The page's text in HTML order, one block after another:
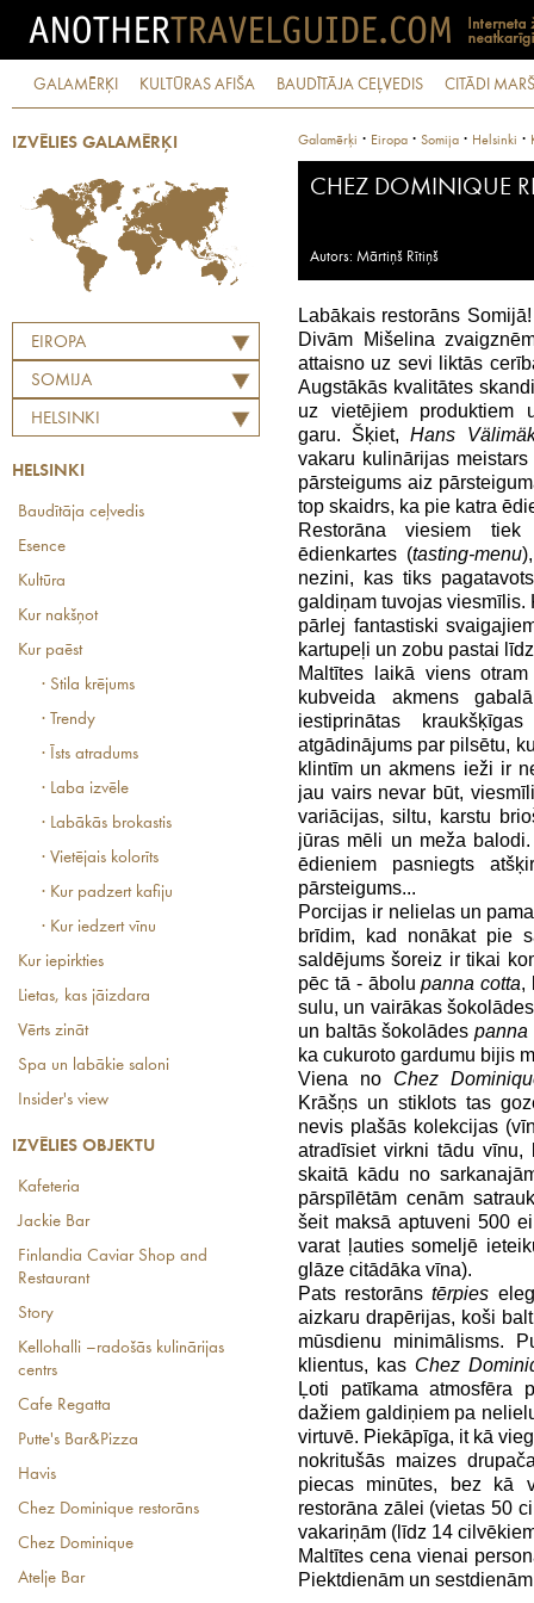
GALAMĒRĶI KULTŪRAS AFIŠA BAUDĪTĀJA CEĻVEDIS CITĀDI
IZVĒLIES GALAMĒRĶI
EIROPA
SOMIJA
HELSINKI
HELSINKI
Baudītāja ceļvedis
Esence
Kultūra
Kur nakšņot
Kur paēst
· Stila krējums
· Trendy
· Īsts atradums
· Laba izvēle
· Labākās brokastis
· Vietējais kolorīts
· Kur padzert kafiju
· Kur iedzert vīnu
Kur iepirkties
Lietas, kas jāizdara
Vērts zināt
Spa un labākie saloni
Insider's view
IZVĒLIES OBJEKTU
Kafeteria
Jackie Bar
Finlandia Caviar Shop and
Restaurant
Story
Kellohalli –radošās kulinārijas
centrs
Cafe Regatta
Putte's Bar&Pizza
Havis
Chez Dominique restorāns
Chez Dominique
Atelje Bar
Galamērķi · Eiropa · Somija · Helsinki ·
CHEZ DOMINIQUE
Autors: Mārtiņš Rītiņš
Labākais restorāns
Divām Mišelina
attaisno uz sevi liktās
Augstākās kvalitātes
uz vietējiem produktiem
garu. Šķiet,Hans
vakaru kulinārijas
pārsteigums aiz
top skaidrs, ka pie katra
Restorāna viesiem
ēdienkartes (tasting-menu
nezini, kas tiks
galdiņam tuvojas viesmīlis.
pārlej fantastiski
kartupeļi un zobu pastai
Maltītes laikā viens
kubveida akmens
iestiprinātas
atgādinājums par pilsētu,
klintīm un akmens ieži ir
jau vairs nevar būt,
variācijas, siltu, karstu
jūras mēli un meža
ēdieniem pasniegts
pārsteigums...
Porcijas ir nelielas un
brīdim, kad nonākat pie
saldējums šoreiz ir tikai
pēc tā - ābolupanna cotta,
sulu, un vairākas
un baltās šokolādes panna
ka cukuroto gardumu bijis
Viena no Chez
Krāšņs un stiklots tas
nevis plašās kolekcijas
atradīsiet virkni tādu
skaitā kādu no
pārspīlētām cenām
šeit maksā aptuveni 500
varat ļauties someljē
glāze citādāka vīna).
Pats restorānstērpies
aizkaru drapērijas, koši
mūsdienu minimālisms.
klientus, kas Chez
Ļoti patīkama atmosfēra
dažiem galdiņiem pa
virtuvē. Piekāpīga, it kā
nokritušās maizes
piecas minūtes, bez kā
restorāna zālei (vietas 50
vakariņām (līdz 14
Maltītes cena vienai
Piektdienām un